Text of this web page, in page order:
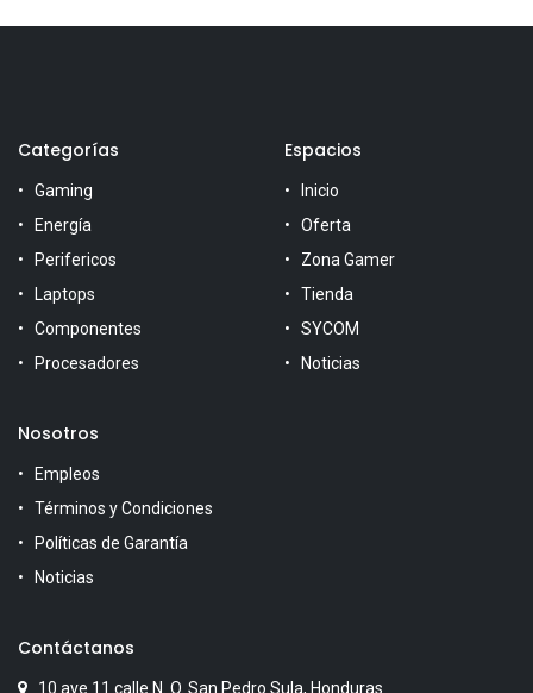
Categorías
Gaming
Energía
Perifericos
Laptops
Componentes
Procesadores
Espacios
Inicio
Oferta
Zona Gamer
Tienda
SYCOM
Noticias
Nosotros
Empleos
Términos y Condiciones
Políticas de Garantía
Noticias
Contáctanos
10 ave 11 calle N. O. San Pedro Sula, Honduras